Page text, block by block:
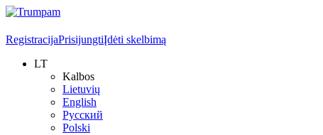
RegistracijaPrisijungtiĮdėti skelbimą
LT
Kalbos
Lietuvių
English
Русский
Polski